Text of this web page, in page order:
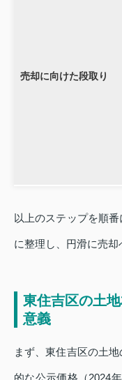
売却に向けた段取り
以上のステップを順
に整理し、円滑に売却
東住吉区の土
意義
まず、東住吉区の土
的な公示価格（2024